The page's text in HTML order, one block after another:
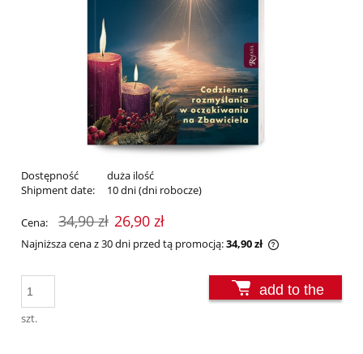
Dostępność
duża ilość
Shipment date:
10 dni (dni robocze)
Cena: 34,90 zł 26,90 zł
Najniższa cena z 30 dni przed tą promocją:34,90 zł
30 dni,
momentu,
sprzedaży.
szt.
add to the